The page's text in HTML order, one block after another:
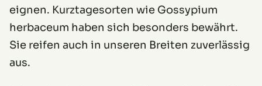
eignen. Kurztagesorten wie Gossypium
herbaceum haben sich besonders bewährt.
Sie reifen auch in unseren Breiten zuverlässig
aus.